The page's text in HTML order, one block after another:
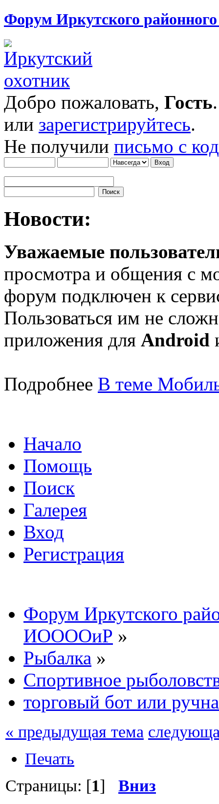
Форум Иркутского
Добро пожаловать, Гость
или зарегистрируйтесь.
Не получили письмо с
Новости:
Уважаемые
просмотра и общения с
форум подключен к
Пользоваться им не
приложения для Android
Подробнее В теме
Начало
Помощь
Поиск
Галерея
Вход
Регистрация
Форум Иркутского
ИООООиР »
Рыбалка »
Спортивное
торговый бот или
« предыдущая тема
Печать
Страницы: [1] Вниз